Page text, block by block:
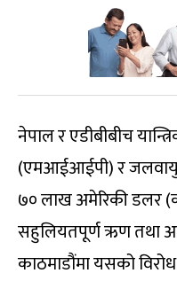
नेपाल र एडीबीबीच
(एमआईआईपी) र जलवायु
७० लाख अमेरिकी डलर
सहुलियतपूर्ण ऋण तथा
काठमाडौंमा यसको